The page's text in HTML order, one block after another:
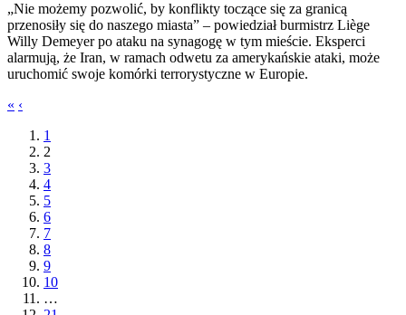
„Nie możemy pozwolić, by konflikty toczące się za granicą
przenosiły się do naszego miasta” – powiedział burmistrz Liège
Willy Demeyer po ataku na synagogę w tym mieście. Eksperci
alarmują, że Iran, w ramach odwetu za amerykańskie ataki, może
uruchomić swoje komórki terrorystyczne w Europie.
« ‹
1
2
3
4
5
6
7
8
9
10
…